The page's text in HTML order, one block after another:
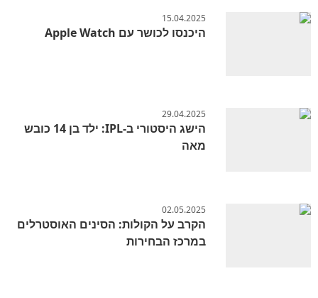
15.04.2025
היכנסו לכושר עם Apple Watch
29.04.2025
הישג היסטורי ב-IPL: ילד בן 14 כובש
מאה
02.05.2025
הקרב על הקולות: הסינים האוסטרלים
במרכז הבחירות